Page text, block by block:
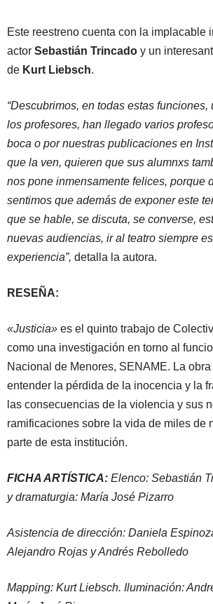
Este reestreno cuenta con la implacable
actor Sebastián Trincado y un
de Kurt Liebsch.
“Descubrimos, en todas estas
los profesores, han llegado varios
boca o por nuestras publicaciones en
que la ven, quieren que sus alumnxs
nos pone inmensamente felices, porque
sentimos que además de exponer este
que se hable, se discuta, se converse,
nuevas audiencias, ir al teatro siempre
experiencia”, detalla la autora.
RESEÑA:
«Justicia» es el quinto trabajo de
como una investigación en torno al
Nacional de Menores, SENAME. La
entender la pérdida de la inocencia y la
las consecuencias de la violencia y sus
ramificaciones sobre la vida de miles de
parte de esta institución.
FICHA ARTÍSTICA: Elenco: Sebastián
y dramaturgia: María José Pizarro
Asistencia de dirección: Daniela
Alejandro Rojas y Andrés Rebolledo
Mapping: Kurt Liebsch. Iluminación: